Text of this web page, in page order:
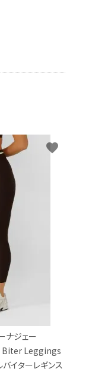
ナジェー
Biter Leggings
イターレギンス
favorite